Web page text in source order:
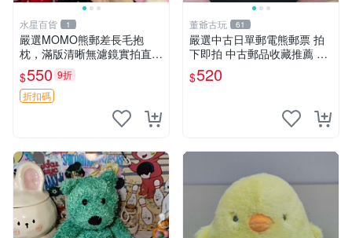
水星百貨 1
嚴選MOMO熊郵差長毛抱
枕，滿版清晰無濾鏡實拍直
銷。每周新品到貨，不容錯
過！ 郵差熊 長毛 抱枕
$550 9折
折扣碼
董爺古玩 61
嚴選中古日單郵電熊郵票 拍
下即拍 中古郵品收藏推薦 郵
票 郵電熊 日本
$520